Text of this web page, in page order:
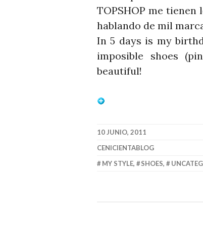
TOPSHOP me
hablando de mil
In 5 days is my
imposible shoes
beautiful!
10 JUNIO, 2011
CENICIENTABLOG
MY STYLE, SHOES,